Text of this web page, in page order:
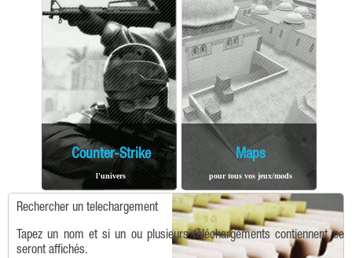
Counter-Strike
l'univers
Maps
pour tous vos jeux/mods
Rechercher un telechargement
Tapez un nom et si un ou plusieurs téléchargements contiennent ce
seront affichés.